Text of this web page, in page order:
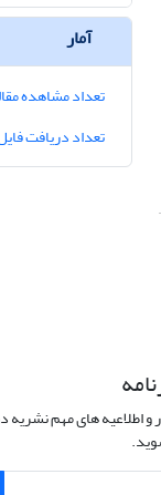
آمار
تعداد مشاهده
تعداد دریافت
و اطلاعیه های مهم نشریه